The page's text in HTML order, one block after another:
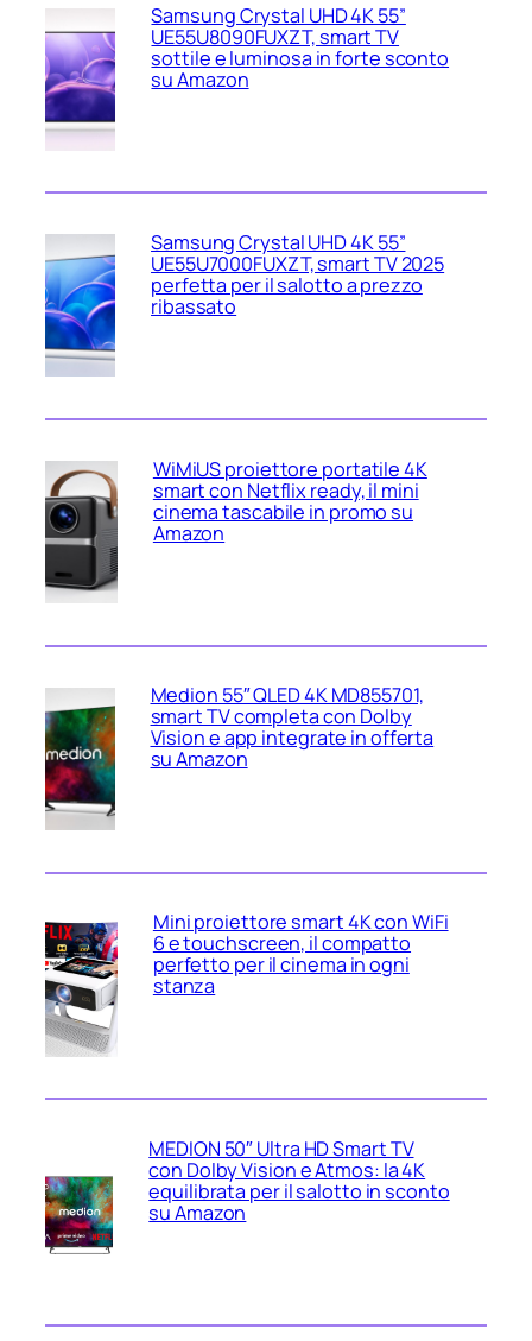
Samsung Crystal UHD 4K 55”
UE55U8090FUXZT, smart TV
sottile e luminosa in forte sconto
su Amazon
Samsung Crystal UHD 4K 55”
UE55U7000FUXZT, smart TV 2025
perfetta per il salotto a prezzo
ribassato
WiMiUS proiettore portatile 4K
smart con Netflix ready, il mini
cinema tascabile in promo su
Amazon
Medion 55″ QLED 4K MD855701,
smart TV completa con Dolby
Vision e app integrate in offerta
su Amazon
Mini proiettore smart 4K con WiFi
6 e touchscreen, il compatto
perfetto per il cinema in ogni
stanza
MEDION 50″ Ultra HD Smart TV
con Dolby Vision e Atmos: la 4K
equilibrata per il salotto in sconto
su Amazon